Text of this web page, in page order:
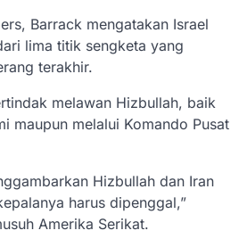
Barrack mengatakan Israel
lima titik sengketa yang
terakhir.
melawan Hizbullah, baik
maupun melalui Komando Pusat
Hizbullah dan Iran
harus dipenggal,”
Amerika Serikat.